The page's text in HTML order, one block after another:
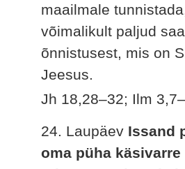
maailmale
võimalikult paljud
õnnistusest, mis on
Jeesus.
Jh 18,28–32; Ilm
24. Laupäev Issand
oma püha